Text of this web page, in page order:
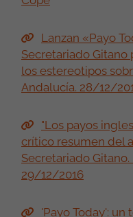
Lanzan «Payo
Secretariado
los estereotipos
Andalucía. 28/12/
"Los payos
crítico resumen del
Secretariado
29/12/2016
'Payo Today':